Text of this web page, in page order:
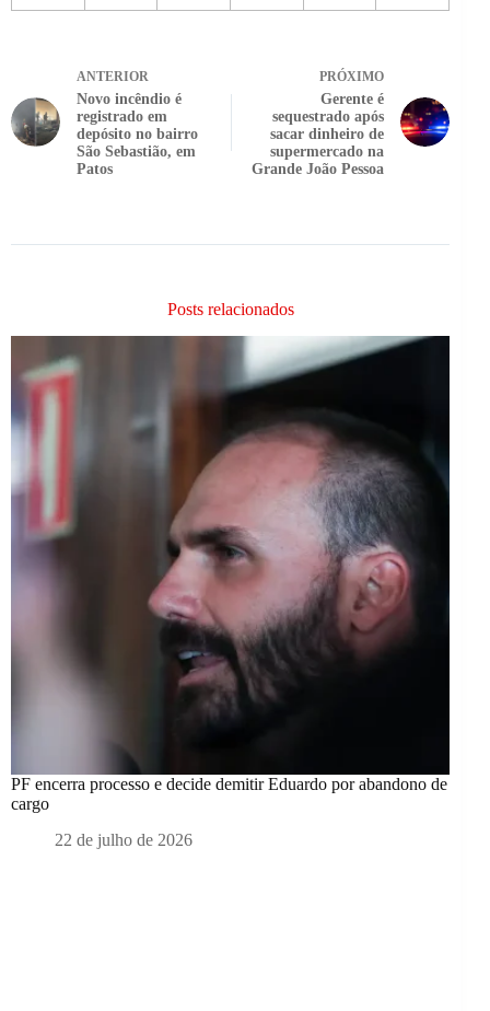
ANTERIOR
Novo incêndio é
registrado em
depósito no bairro
São Sebastião, em
Patos
PRÓXIMO
Gerente é
sequestrado após
sacar dinheiro de
supermercado na
Grande João Pessoa
Posts relacionados
PF encerra processo e decide demitir Eduardo por abandono de
cargo
22 de julho de 2026